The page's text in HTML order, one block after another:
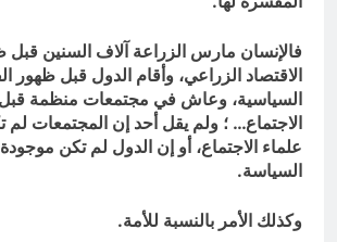
فالإنسان مارس الزراعة آلاف السنين
الاقتصاد الزراعي، وأقام الدول قبل ظهور
السياسية، وعاش في مجتمعات منظمة قبل
الاجتماع… ؛ ولم يقل أحد إن المجتمعات
علماء الاجتماع، أو إن الدول لم تكن
السياسة.
وكذلك الأمر بالنسبة للأمة.